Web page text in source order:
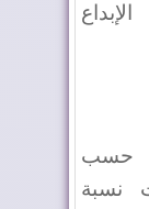
حسب
نسبة